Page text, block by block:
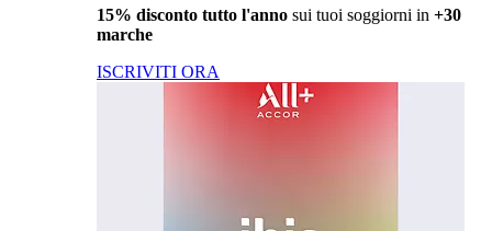
15% disconto tutto l'anno sui tuoi soggiorni in +30
marche
ISCRIVITI ORA